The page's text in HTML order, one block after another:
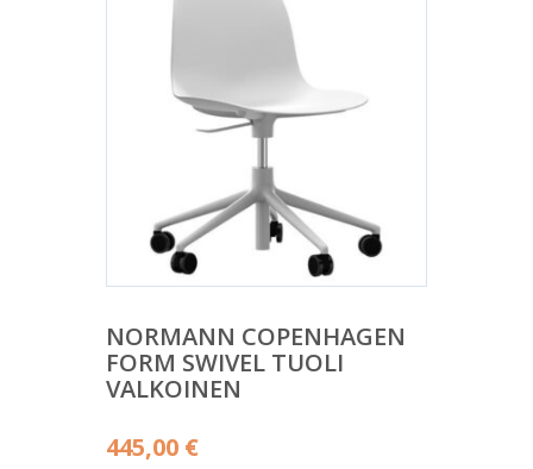
NORMANN COPENHAGEN
FORM SWIVEL TUOLI
VALKOINEN
445,00 €